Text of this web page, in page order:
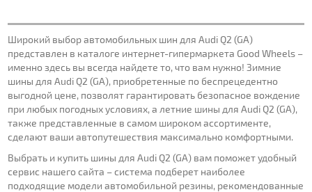
Широкий выбор автомобильных шин для Audi Q2 (GA)
представлен в каталоге интернет-гипермаркета Good Wheels –
именно здесь вы всегда найдете то, что вам нужно! Зимние
шины для Audi Q2 (GA), приобретенные по беспрецедентно
выгодной цене, позволят гарантировать безопасное вождение
при любых погодных условиях, а летние шины для Audi Q2 (GA),
также представленные в самом широком ассортименте,
сделают ваши автопутешествия максимально комфортными.
Выбрать и купить шины для Audi Q2 (GA) вам поможет удобный
сервис нашего сайта – система подберет наиболее
подходящие модели автомобильной резины, рекомендованные